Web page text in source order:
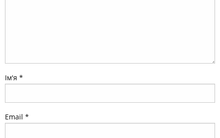
Ім'я *
Email *